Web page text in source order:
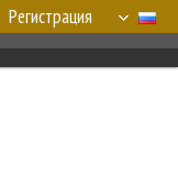
Регистрация